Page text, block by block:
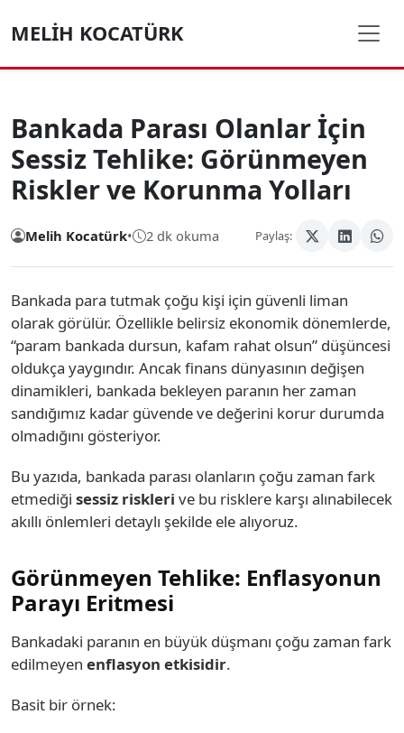
MELIH KOCATÜRK
Bankada Parası Olanlar İçin
Sessiz Tehlike: Görünmeyen
Riskler ve Korunma Yolları
Melih Kocatürk• 2 dk okuma Paylaş:
Bankada para tutmak çoğu kişi için güvenli liman
olarak görülür. Özellikle belirsiz ekonomik dönemlerde,
“param bankada dursun, kafam rahat olsun” düşüncesi
oldukça yaygındır. Ancak finans dünyasının değişen
dinamikleri, bankada bekleyen paranın her zaman
sandığımız kadar güvende ve değerini korur durumda
olmadığını gösteriyor.
Bu yazıda, bankada parası olanların çoğu zaman fark
etmediği sessiz riskleri ve bu risklere karşı alınabilecek
akıllı önlemleri detaylı şekilde ele alıyoruz.
Görünmeyen Tehlike: Enflasyonun
Parayı Eritmesi
Bankadaki paranın en büyük düşmanı çoğu zaman fark
edilmeyen enflasyon etkisidir.
Basit bir örnek: